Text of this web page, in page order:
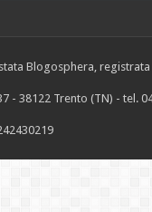
Blogosphera,
- 38122 Trento (TN) - tel.